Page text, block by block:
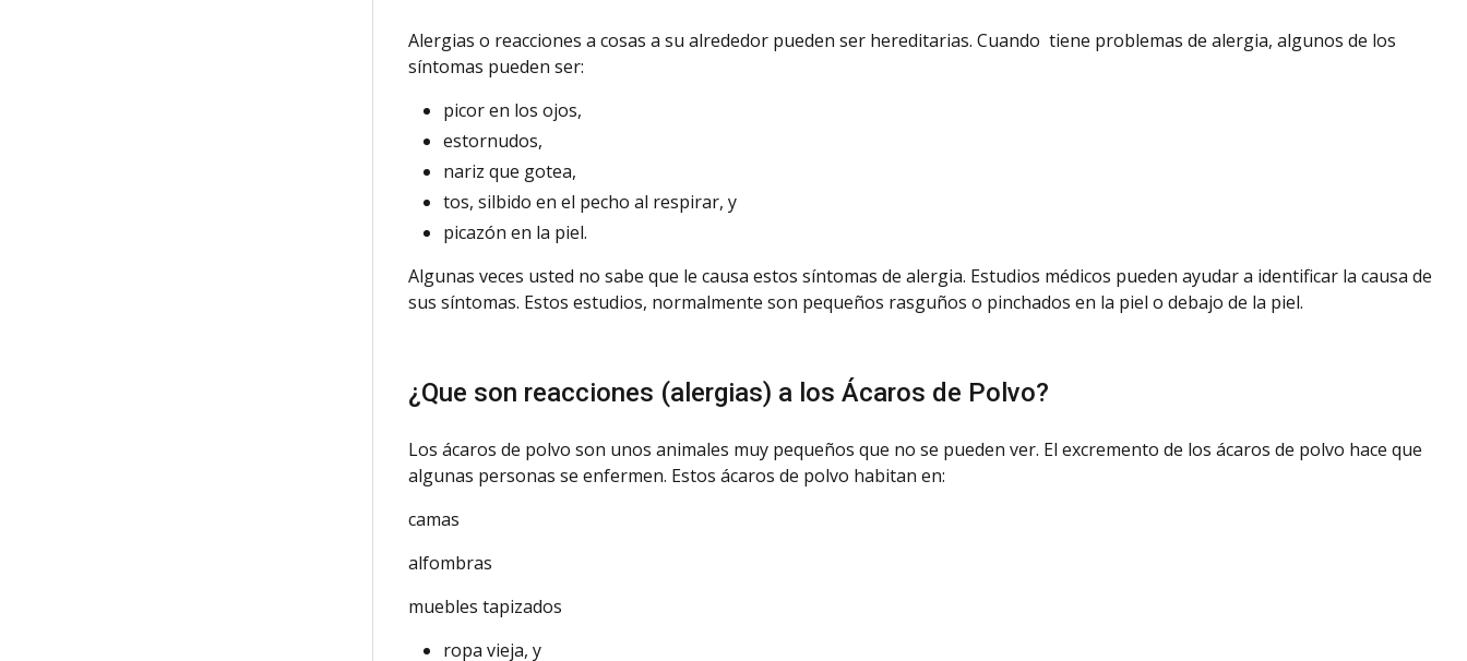
Alergias o reacciones a cosas a su alrededor pueden ser hereditarias. Cuando tiene problemas de alergia, algunos de los
síntomas pueden ser:
picoren los ojos,
estornudos,
nariz que gotea,
tos, silbido en el pecho al respirar, y
picazón en la piel.
Algunas veces usted no sabe que le causa estos síntomas de alergia. Estudios médicos pueden ayudar a identificar la causa de
sus síntomas. Estos estudios, normalmente son pequeños rasguños o pinchados en la piel o debajo de la piel.
¿Que son reacciones (alergias) a los Ácaros de Polvo?
Los ácaros de polvo son unos animales muy pequeños que no se pueden ver. El excremento de los ácaros de polvo hace que
algunas personas se enfermen. Estos ácaros de polvo habitan en:
camas
alfombras
muebles tapizados
ropa vieja, y